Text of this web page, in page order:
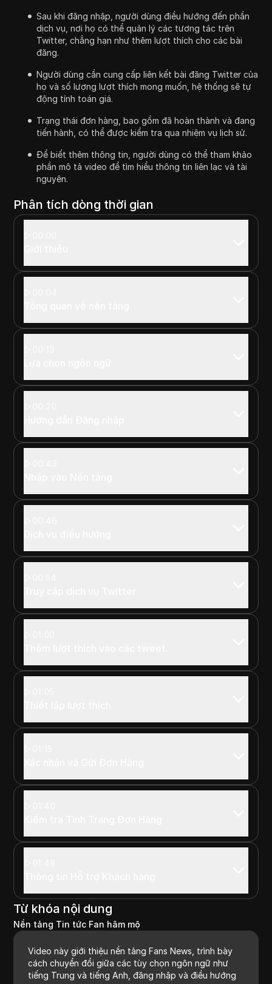
Sau khi đăng nhập, người dùng điều hướng đến phần
dịch vụ, nơi họ có thể quản lý các tương tác trên
Twitter, chẳng hạn như thêm lượt thích cho các bài
đăng.
Người dùng cần cung cấp liên kết bài đăng Twitter của
họ và số lượng lượt thích mong muốn, hệ thống sẽ tự
động tính toán giá.
Trạng thái đơn hàng, bao gồm đã hoàn thành và đang
tiến hành, có thể được kiểm tra qua nhiệm vụ lịch sử.
Để biết thêm thông tin, người dùng có thể tham khảo
phần mô tả video để tìm hiểu thông tin liên lạc và tài
nguyên.
Phân tích dòng thời gian
Từ khóa nội dung
Nền tảng Tin tức Fan hâm mộ
Video này giới thiệu nền tảng Fans News, trình bày
cách chuyển đổi giữa các tùy chọn ngôn ngữ như
tiếng Trung và tiếng Anh, đăng nhập và điều hướng